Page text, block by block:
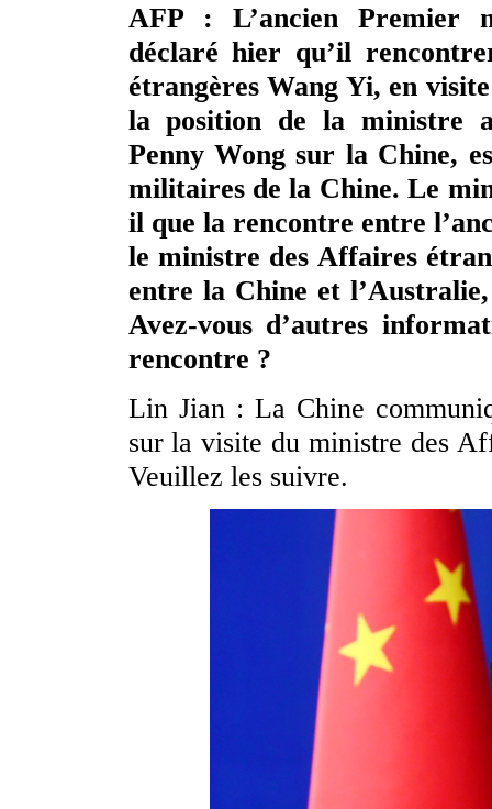
AFP : L’ancien Premier
déclaré hier qu’il
étrangères Wang Yi, en
la position de la ministre
Penny Wong sur la Chine,
militaires de la Chine. Le
il que la rencontre entre
le ministre des Affaires
entre la Chine et
Avez-vous d’autres
rencontre ?
Lin Jian : La Chine
sur la visite du ministre des
Veuillez les suivre.